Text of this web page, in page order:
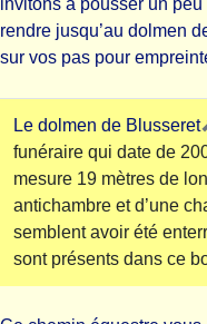
invitons à pousser un
rendre jusqu’au dolmen
sur vos pas pour
Le dolmen de Blusseret
funéraire qui date de
mesure 19 mètres de
antichambre et d’une
semblent avoir été
sont présents dans ce